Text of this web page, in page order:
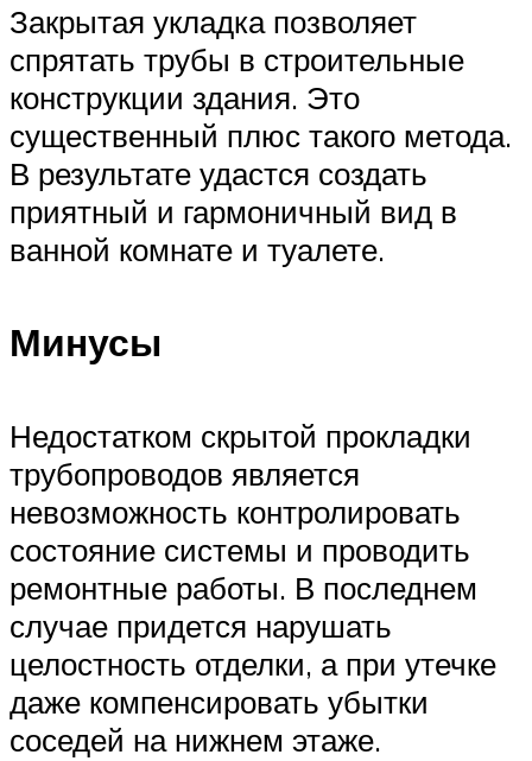
Закрытая укладка позволяет
спрятать трубы в строительные
конструкции здания. Это
существенный плюс такого метода.
В результате удастся создать
приятный и гармоничный вид в
ванной комнате и туалете.
Минусы
Недостатком скрытой прокладки
трубопроводов является
невозможность контролировать
состояние системы и проводить
ремонтные работы. В последнем
случае придется нарушать
целостность отделки, а при утечке
даже компенсировать убытки
соседей на нижнем этаже.